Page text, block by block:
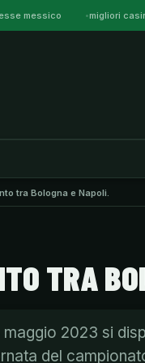
messico migliori
tra Bologna e Napoli.
TRA
2023 si
del